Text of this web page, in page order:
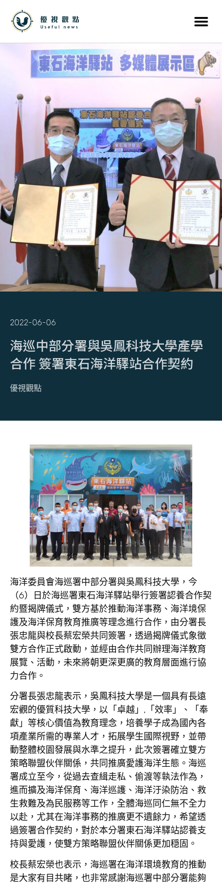
2022-06-06
海巡中部分署與吳鳳科技大學產學
合作 簽署東石海洋驛站合作契約
優視觀點
海洋委員會海巡署中部分署與吳鳳科技大學，今
（6）日於海巡署東石海洋驛站舉行簽署認養合作契
約暨揭牌儀式，雙方基於推動海洋事務、海洋境保
護及海洋保育教育推廣等理念進行合作，由分署長
張忠龍與校長蔡宏榮共同簽署，透過揭牌儀式象徵
雙方合作正式啟動，並經由合作共同辦理海洋教育
展覽、活動，未來將朝更深更廣的教育層面進行協
力合作。
分署長張忠龍表示，吳鳳科技大學是一個具有長遠
宏觀的優質科技大學，以「卓越」,「效率」、「奉
獻」等核心價值為教育理念，培養學子成為國內各
項產業所需的專業人才，拓展學生國際視野，並帶
動整體校園發展與水準之提升，此次簽署確立雙方
策略聯盟伙伴關係，共同推廣愛護海洋生態。海巡
署成立至今，從過去查緝走私、偷渡等執法作為，
進而擴及海洋保育、海洋巡護、海洋汙染防治、救
生救難及為民服務等工作，全體海巡同仁無不全力
以赴，尤其在海洋事務的推廣更不遺餘力，希望透
過簽署合作契約，對於本分署東石海洋驛站認養支
持與愛護，使雙方策略聯盟伙伴關係更加穏固。
校長蔡宏榮也表示，海巡署在海洋環境教育的推動
是大家有目共睹，也非常感謝海巡署中部分署能夠